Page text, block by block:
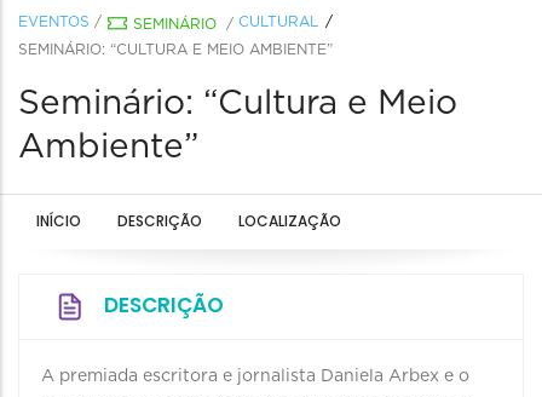
EVENTOS / SEMINÁRIO / CULTURAL
SEMINÁRIO: “CULTURA E MEIO AMBIENTE”
Seminário: “Cultura e Meio
Ambiente”
INÍCIO DESCRIÇÃO LOCALIZAÇÃO
DESCRIÇÃO
A premiada escritora e jornalista Daniela Arbex e o